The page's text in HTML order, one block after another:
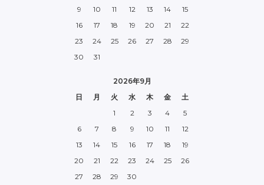
9
10 11 12 13 14
15
16
17 18 19 20 21
22
23
24 25 26 27 28
29
30
31
2026年9月
日
月 火 水 木 金
土
1
2 3 4
5
6
7 8 9 10 11
12
13
14 15 16 17 18
19
20
21 22 23 24 25
26
27
28 29 30